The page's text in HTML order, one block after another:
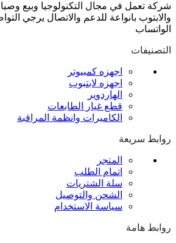
شركة تعمل في مجال التكنولوجيا وبيع
والابتوب بانواعة للدعم والاتصال يرجي
الواتساب
التصنيفات
اجهزه كمبيوتر
اجهزه لابتبوب
الهاردوير
قطع غيار الطابعات
الكاميرات وانظمة المراقبة
روابط سريعة
المتجر
اتمام الطلب
سلة الشتريات
الشحن والتوصيل
سياسة الاستخدام
روابط هامة